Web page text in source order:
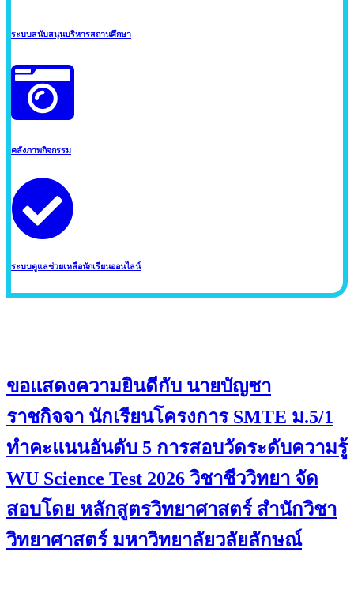
ระบบสนับสนุนบริหารสถานศึกษา
คลังภาพกิจกรรม
ระบบดูแลช่วยเหลือนักเรียนออนไลน์
ขอแสดงความยินดีกับ นายบัญชา
ราชกิจจา นักเรียนโครงการ SMTE ม.5/1
ทำคะแนนอันดับ 5 การสอบวัดระดับความรู้
WU Science Test 2026 วิชาชีววิทยา จัด
สอบโดย หลักสูตรวิทยาศาสตร์ สำนักวิชา
วิทยาศาสตร์ มหาวิทยาลัยวลัยลักษณ์